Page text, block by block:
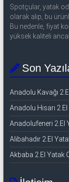
Spotçular, yatak
olarak alıp, bu
Bu nedenle, fiyat
yüksek kaliteli
Son
Anadolu Kavağı
Anadolu Hisarı 2.El
Anadolufeneri 2.El
Alibahadır 2.El
Akbaba 2.El Yatak